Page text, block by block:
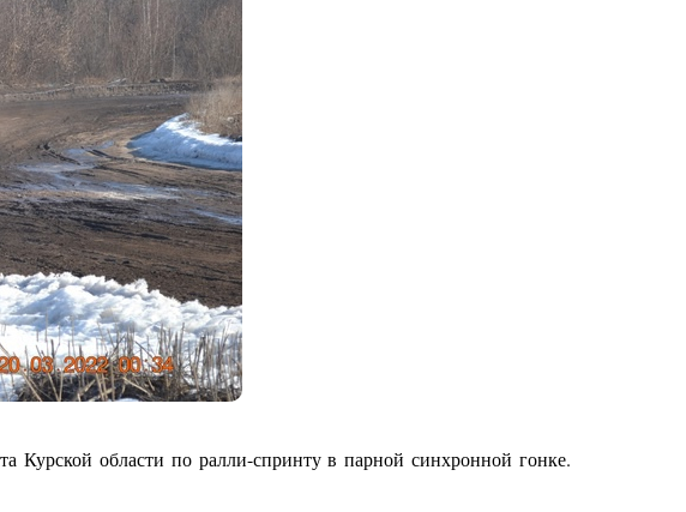
Курской области по ралли-спринту в парной синхронной гонке.